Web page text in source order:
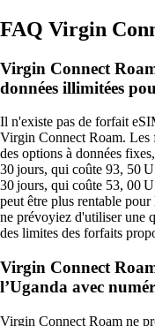
FAQ Virgin
Virgin Connect
données illimitées
Il n'existe pas de forfait
Virgin Connect Roam. Les
des options à données
30 jours, qui coûte 93, 50
30 jours, qui coûte 53, 00
peut être plus rentable
ne prévoyiez d'utiliser une
des limites des forfaits
Virgin Connect
l’Uganda avec
Virgin Connect Roam ne